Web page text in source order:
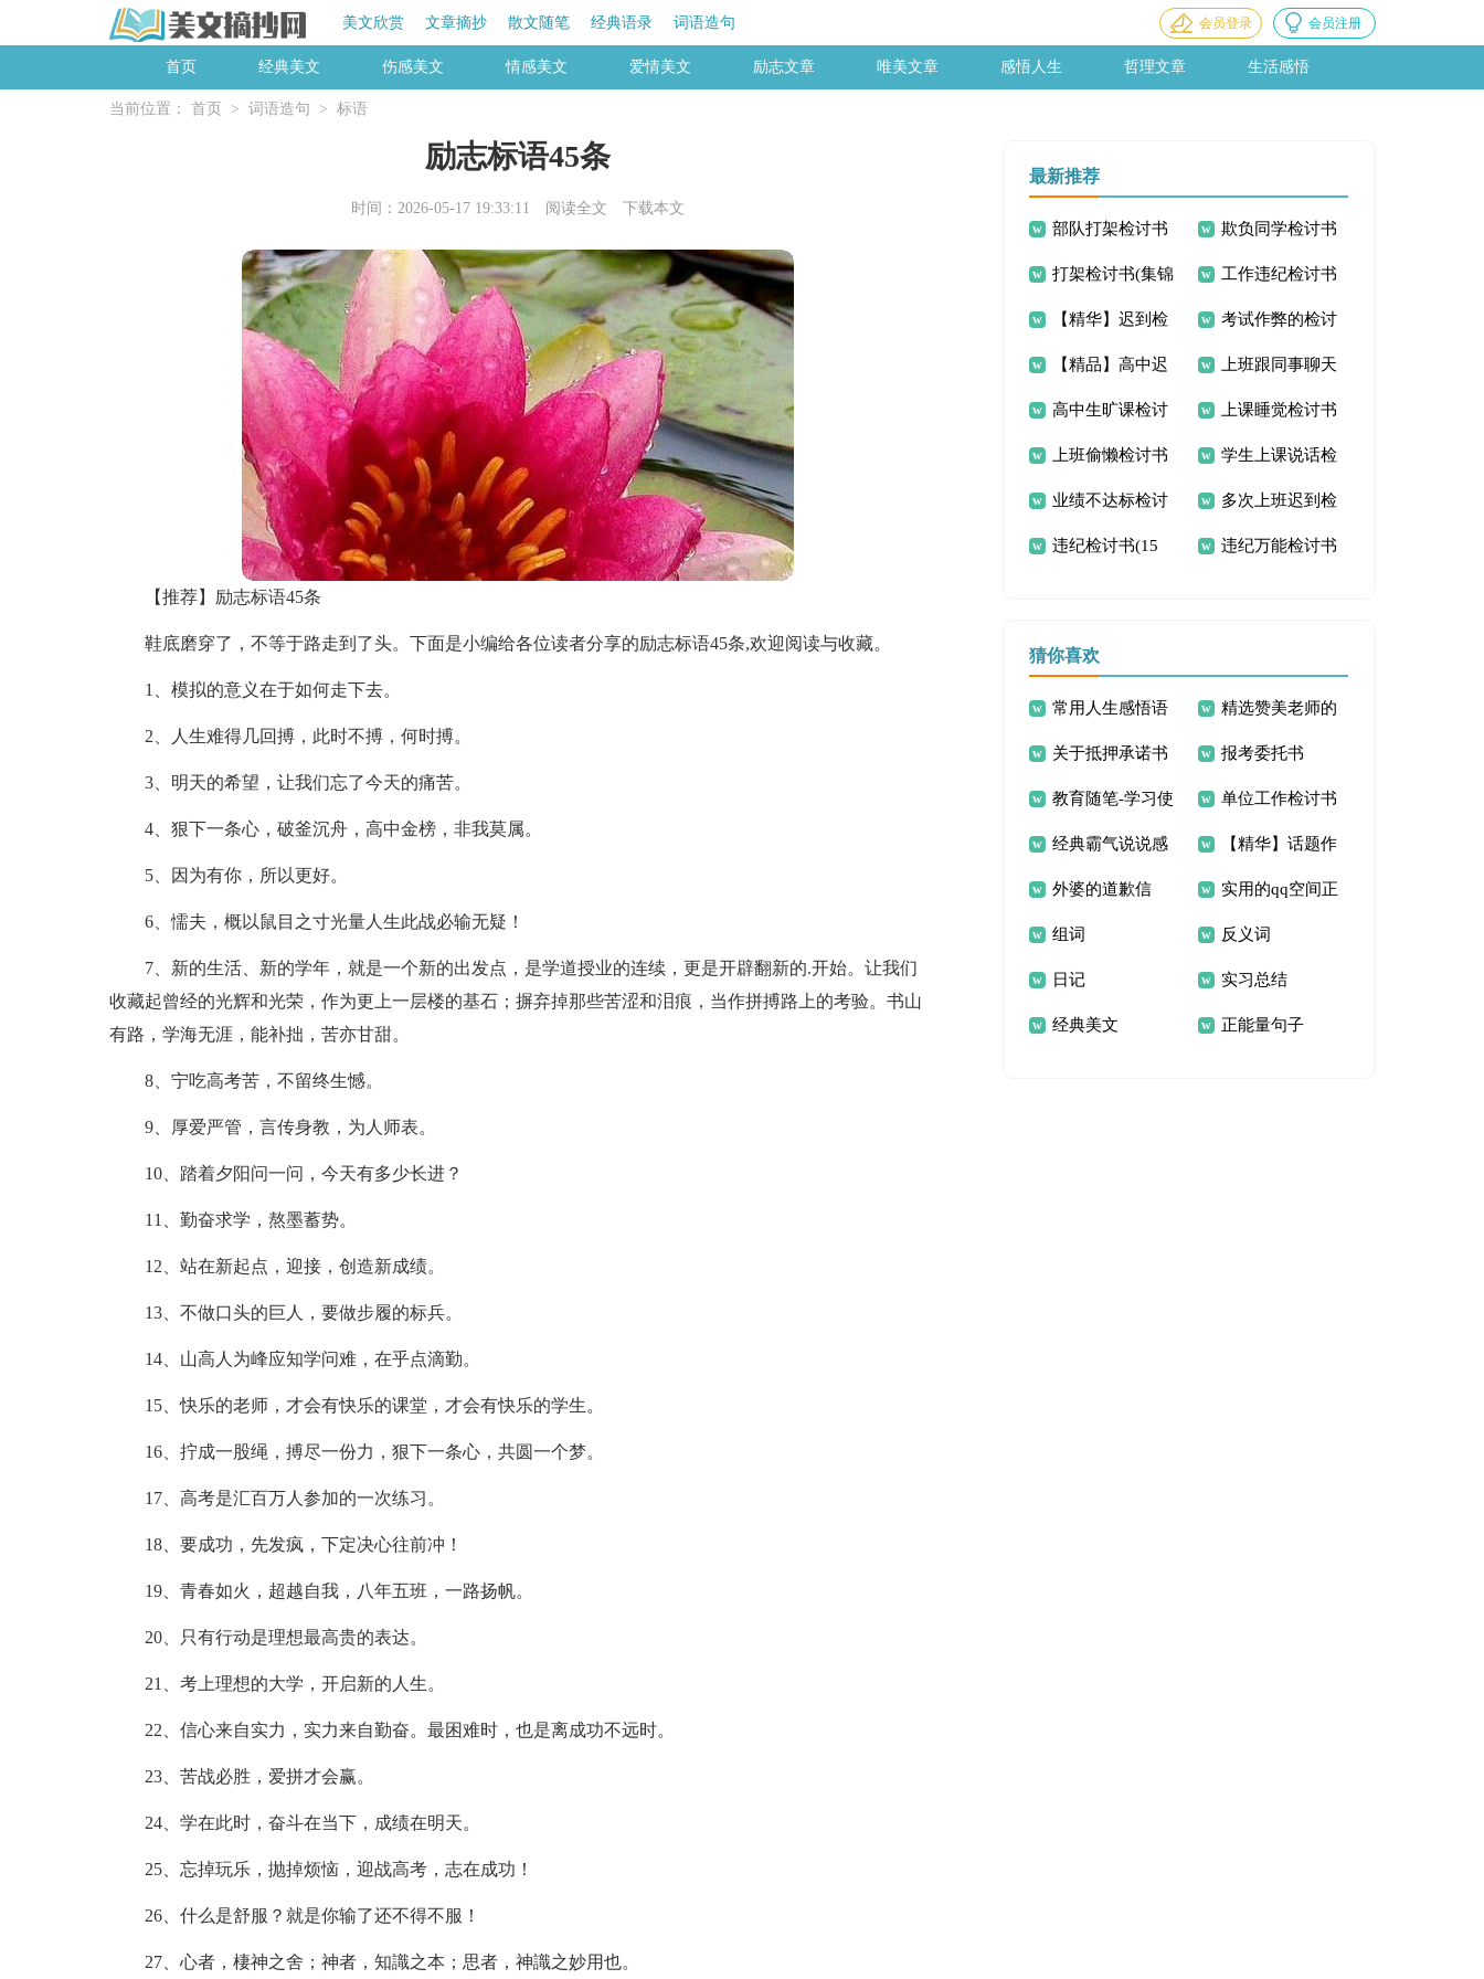
美文欣赏 文章摘抄 散文随笔 经典语录 词语造句 会员登录 会员注册
首页 经典美文 伤感美文 情感美文 爱情美文 励志文章 唯美文章 感悟人生 哲理文章 生活感悟
当前位置： 首页 > 词语造句 > 标语
励志标语45条
时间：2026-05-17 19:33:11 阅读全文 下载本文
【推荐】励志标语45条
鞋底磨穿了，不等于路走到了头。下面是小编给各位读者分享的励志标语45条,欢迎阅读与收藏。
1、模拟的意义在于如何走下去。
2、人生难得几回搏，此时不搏，何时搏。
3、明天的希望，让我们忘了今天的痛苦。
4、狠下一条心，破釜沉舟，高中金榜，非我莫属。
5、因为有你，所以更好。
6、懦夫，概以鼠目之寸光量人生此战必输无疑！
7、新的生活、新的学年，就是一个新的出发点，是学道授业的连续，更是开辟翻新的.开始。让我们
收藏起曾经的光辉和光荣，作为更上一层楼的基石；摒弃掉那些苦涩和泪痕，当作拼搏路上的考验。书山
有路，学海无涯，能补拙，苦亦甘甜。
8、宁吃高考苦，不留终生憾。
9、厚爱严管，言传身教，为人师表。
10、踏着夕阳问一问，今天有多少长进？
11、勤奋求学，熬墨蓄势。
12、站在新起点，迎接，创造新成绩。
13、不做口头的巨人，要做步履的标兵。
14、山高人为峰应知学问难，在乎点滴勤。
15、快乐的老师，才会有快乐的课堂，才会有快乐的学生。
16、拧成一股绳，搏尽一份力，狠下一条心，共圆一个梦。
17、高考是汇百万人参加的一次练习。
18、要成功，先发疯，下定决心往前冲！
19、青春如火，超越自我，八年五班，一路扬帆。
20、只有行动是理想最高贵的表达。
21、考上理想的大学，开启新的人生。
22、信心来自实力，实力来自勤奋。最困难时，也是离成功不远时。
23、苦战必胜，爱拼才会赢。
24、学在此时，奋斗在当下，成绩在明天。
25、忘掉玩乐，抛掉烦恼，迎战高考，志在成功！
26、什么是舒服？就是你输了还不得不服！
27、心者，棲神之舍；神者，知識之本；思者，神識之妙用也。
最新推荐
部队打架检讨书 欺负同学检讨书
15篇
打架检讨书(集锦
15篇)
工作违纪检讨书
15篇
【精华】迟到检
讨书集锦10篇
考试作弊的检讨
书
【精品】高中迟
到检讨书4篇
上班跟同事聊天
检讨书
高中生旷课检讨
书15篇
上课睡觉检讨书
集合15篇
上班偷懒检讨书 学生上课说话检
讨书(合集15篇)
业绩不达标检讨
书15篇
多次上班迟到检
讨书合集八篇
违纪检讨书(15 违纪万能检讨书
猜你喜欢
常用人生感悟语
句摘录80条
精选赞美老师的
诗歌
关于抵押承诺书
范文锦集十篇
报考委托书
教育随笔-学习使
用剪刀
单位工作检讨书
经典霸气说说感
言30句
【精华】话题作
文300字四篇
外婆的道歉信 实用的qq空间正
能量的句子60句
组词 反义词
日记 实习总结
经典美文 正能量句子